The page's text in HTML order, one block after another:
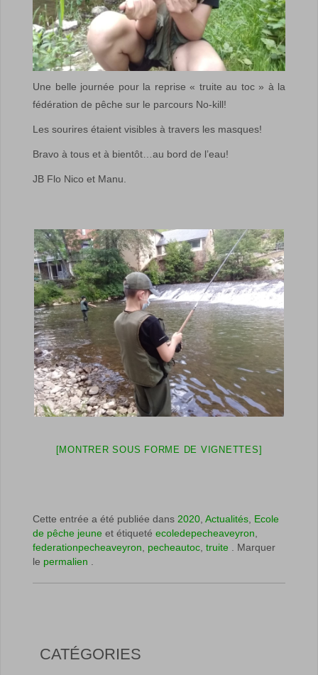
Une belle journée pour la reprise « truite au toc » à la
fédération de pêche sur le parcours No-kill!
Les sourires étaient visibles à travers les masques!
Bravo à tous et à bientôt…au bord de l’eau!
JB Flo Nico et Manu.
[MONTRER SOUS FORME DE VIGNETTES]
Cette entrée a été publiée dans 2020 Actualités Ecole
de pêche jeune et étiqueté ecoledepecheaveyron
federationpecheaveyron
pecheautoc truite . Marquer
le permalien
CATÉGORIES